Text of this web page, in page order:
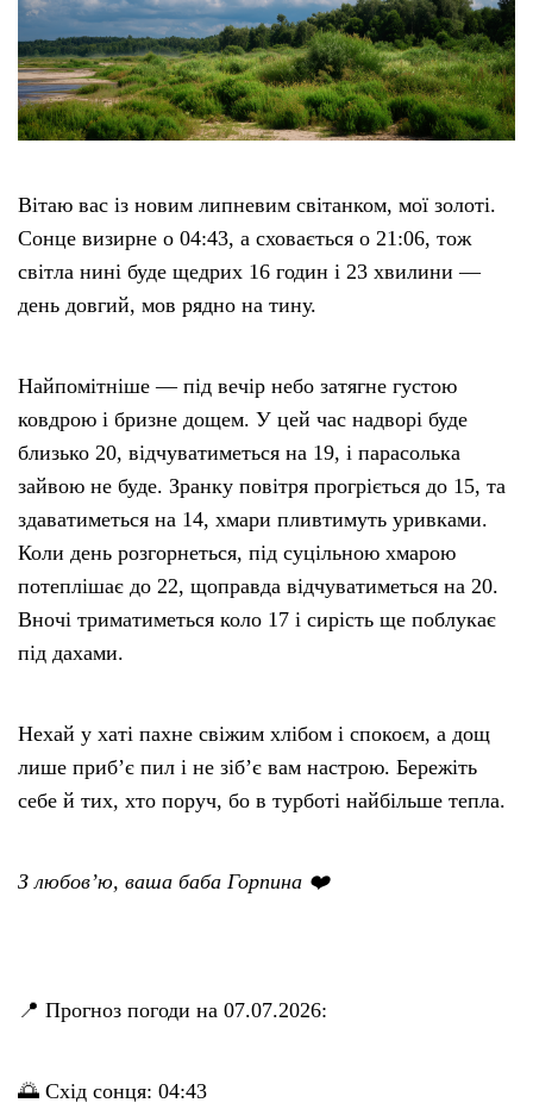
Вітаю вас із новим липневим світанком, мої золоті.
Сонце визирне о 04:43, а сховається о 21:06, тож
світла нині буде щедрих 16 годин і 23 хвилини —
день довгий, мов рядно на тину.
Найпомітніше — під вечір небо затягне густою
ковдрою і бризне дощем. У цей час надворі буде
близько 20, відчуватиметься на 19, і парасолька
зайвою не буде. Зранку повітря прогріється до 15, та
здаватиметься на 14, хмари пливтимуть уривками.
Коли день розгорнеться, під суцільною хмарою
потеплішає до 22, щоправда відчуватиметься на 20.
Вночі триматиметься коло 17 і сирість ще поблукає
під дахами.
Нехай у хаті пахне свіжим хлібом і спокоєм, а дощ
лише приб’є пил і не зіб’є вам настрою. Бережіть
себе й тих, хто поруч, бо в турботі найбільше тепла.
З любов’ю, ваша баба Горпина ❤️
📍 Прогноз погоди на 07.07.2026:
🌅 Схід сонця: 04:43